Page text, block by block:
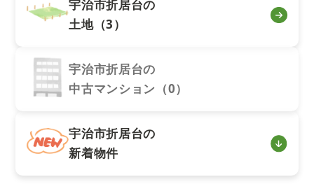
宇治市折居台の
土地（3）
宇治市折居台の
中古マンション（0）
宇治市折居台の
新着物件